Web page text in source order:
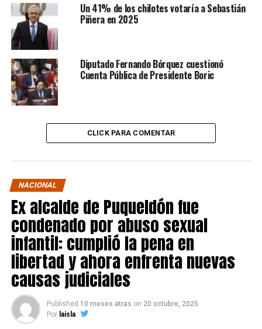
Un 41% de los chilotes votaría a Sebastián
Piñera en 2025
Diputado Fernando Bórquez cuestionó
Cuenta Pública de Presidente Boric
CLICK PARA COMENTAR
NACIONAL
Ex alcalde de Puqueldón fue
condenado por abuso sexual
infantil: cumplió la pena en
libertad y ahora enfrenta nuevas
causas judiciales
Published 10 meses atras on 20 octubre, 2025
Por laisla